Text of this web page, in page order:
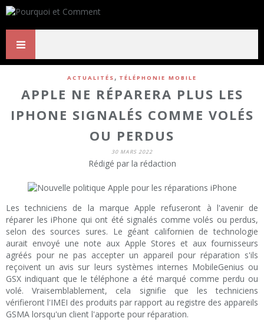
ACTUALITÉS , TÉLÉPHONIE MOBILE
APPLE NE RÉPARERA PLUS LES
IPHONE SIGNALÉS COMME VOLÉS
OU PERDUS
30 MARS 2022
Rédigé par la rédaction
Les techniciens de la marque Apple refuseront à l'avenir de
réparer les iPhone qui ont été signalés comme volés ou perdus,
selon des sources sures. Le géant californien de technologie
aurait envoyé une note aux Apple Stores et aux fournisseurs
agréés pour ne pas accepter un appareil pour réparation s'ils
reçoivent un avis sur leurs systèmes internes MobileGenius ou
GSX indiquant que le téléphone a été marqué comme perdu ou
volé. Vraisemblablement, cela signifie que les techniciens
vérifieront l'IMEI des produits par rapport au registre des appareils
GSMA lorsqu'un client l'apporte pour réparation.